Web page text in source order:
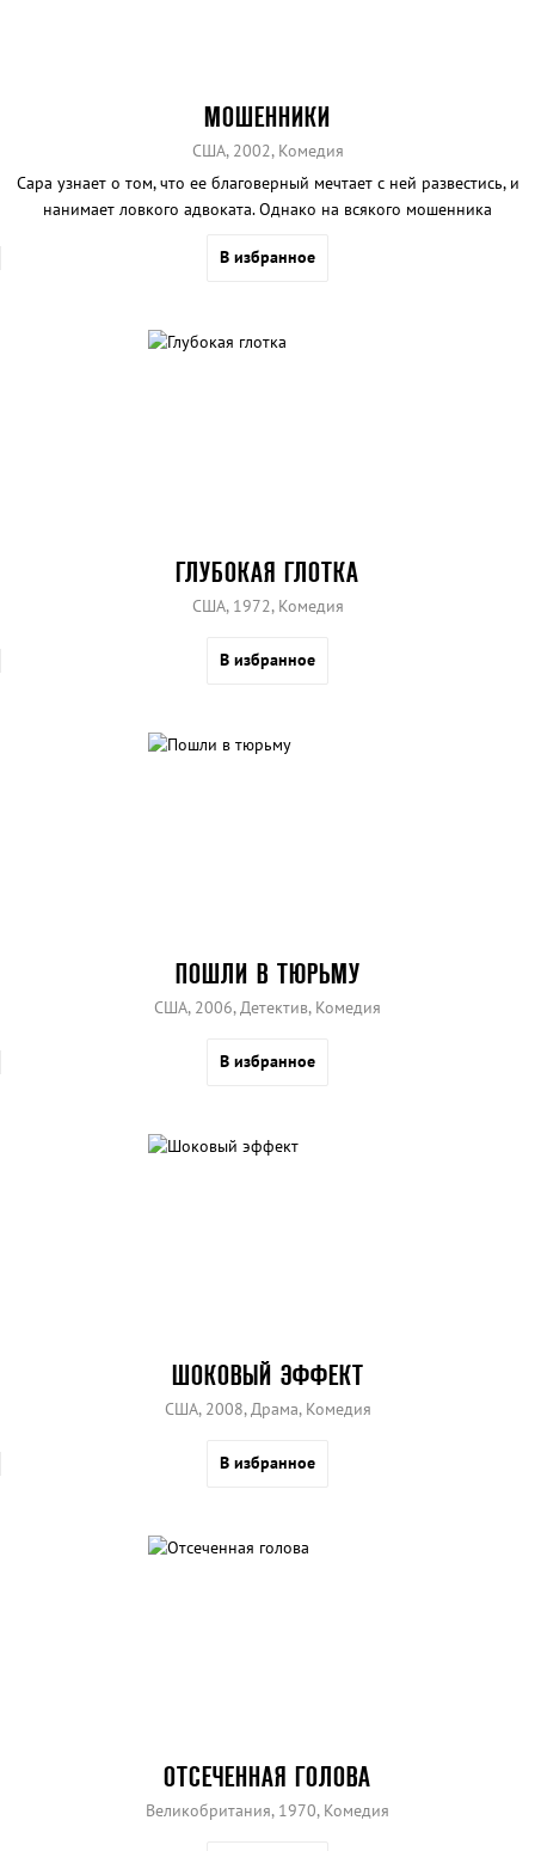
МОШЕННИКИ
США, 2002, Комедия
Сара узнает о том, что ее благоверный мечтает с ней развестись, и
нанимает ловкого адвоката. Однако на всякого мошенника
В избранное
ГЛУБОКАЯ ГЛОТКА
США, 1972, Комедия
В избранное
ПОШЛИ В ТЮРЬМУ
США, 2006, Детектив, Комедия
В избранное
ШОКОВЫЙ ЭФФЕКТ
США, 2008, Драма, Комедия
В избранное
ОТСЕЧЕННАЯ ГОЛОВА
Великобритания, 1970, Комедия